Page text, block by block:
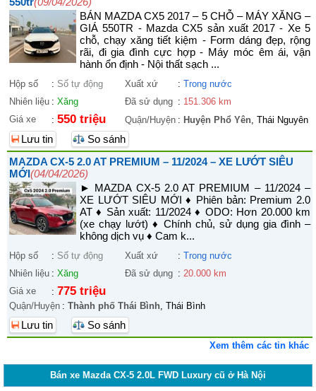
BÁN MAZDA CX5 2017 – 5 CHỖ – MÁY XĂNG –
GIÁ 550TR - Mazda CX5 sản xuất 2017 - Xe 5
chỗ, chạy xăng tiết kiệm - Form dáng đẹp, rộng
rãi, đi gia đình cực hợp - Máy móc êm ái, vận
hành ổn định - Nội thất sạch ...
Hộp số : Số tự động Xuất xứ : Trong nước
Nhiên liệu : Xăng Đã sử dụng : 151.306 km
Giá xe
: 550 triệu Quận/Huyện : Huyện Phổ Yên, Thái Nguyên
Lưu tin
So sánh
MAZDA CX-5 2.0 AT PREMIUM – 11/2024 – XE LƯỚT SIÊU
MỚI(04/04/2026)
► MAZDA CX-5 2.0 AT PREMIUM – 11/2024 –
XE LƯỚT SIÊU MỚI ♦ Phiên bản: Premium 2.0
AT ♦ Sản xuất: 11/2024 ♦ ODO: Hơn 20.000 km
(xe chạy lướt) ♦ Chính chủ, sử dụng gia đình –
không dịch vụ ♦ Cam k...
Hộp số : Số tự động Xuất xứ : Trong nước
Nhiên liệu : Xăng Đã sử dụng : 20.000 km
Giá xe
: 775 triệu
Quận/Huyện : Thành phố Thái Bình, Thái Bình
Lưu tin So sánh
Xem thêm các tin khác
Bán xe Mazda CX-5 2.0L FWD Luxury cũ ở Hà Nội